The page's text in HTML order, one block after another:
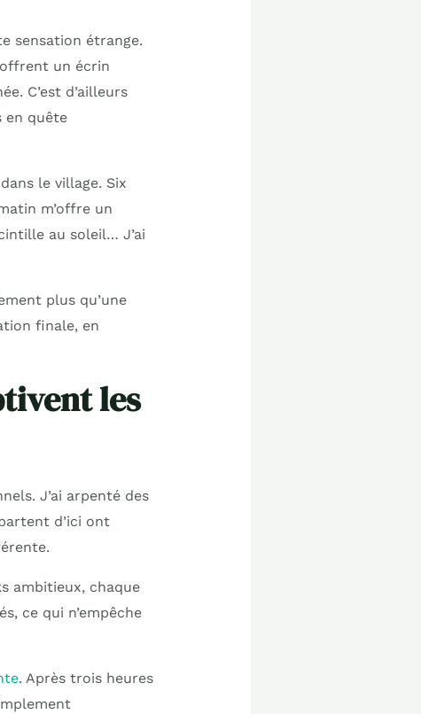
sensation étrange.
un écrin
C’est d’ailleurs
en quête
le village. Six
m’offre un
au soleil… J’ai
plus qu’une
finale, en
les
J’ai arpenté des
d’ici ont
ambitieux, chaque
ce qui n’empêche
. Après trois heures